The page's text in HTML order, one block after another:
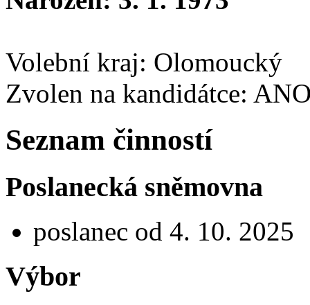
Volební kraj: Olomoucký
Zvolen na kandidátce:
Seznam činností
Poslanecká sněmovna
poslanec od 4. 10. 2025
Výbor